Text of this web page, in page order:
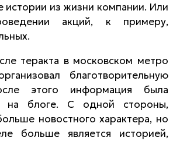
истории из жизни компании. Или
акций, к примеру,
теракта в московском метро
благотворительную
этого информация была
на блоге. С одной стороны,
новостного характера, но
больше является историей,